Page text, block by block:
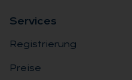
Ser­vices
Registrierung
Preise